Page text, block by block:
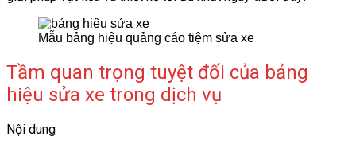
Mẫu bảng hiệu quảng cáo tiệm sửa xe
Tầm quan trọng tuyệt đối của bảng
hiệu sửa xe trong dịch vụ
Nội dung